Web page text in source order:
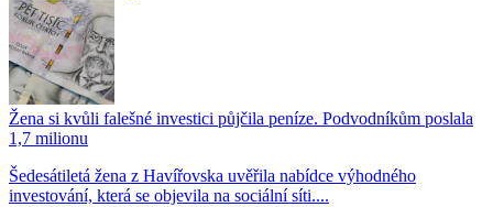
Žena si kvůli falešné investici půjčila peníze. Podvodníkům poslala
1,7 milionu
Šedesátiletá žena z Havířovska uvěřila nabídce výhodného
investování, která se objevila na sociální síti....